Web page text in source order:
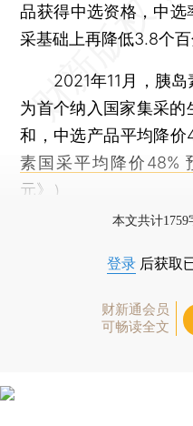
品获得中选资格，中
采基础上再降低3.8个百
2021年11月，胰岛
为首个纳入国家集采
和，中选产品平均降价
素国采平均降价48%
元》）
本文共计
登录 后获取
财新通会员
可畅读全文